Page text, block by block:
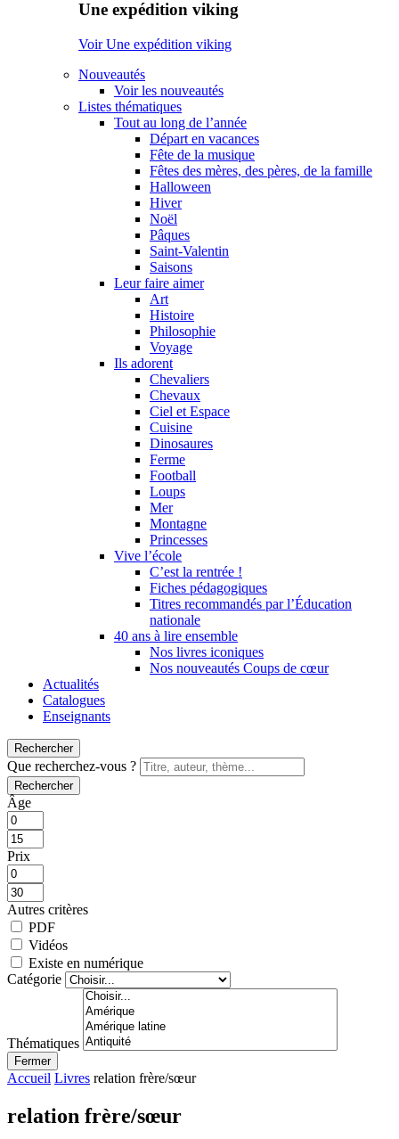
Une expédition viking
Voir Une expédition viking
Nouveautés
Voir les nouveautés
Listes thématiques
Tout au long de l’année
Départ en vacances
Fête de la musique
Fêtes des mères, des pères, de la famille
Halloween
Hiver
Noël
Pâques
Saint-Valentin
Saisons
Leur faire aimer
Art
Histoire
Philosophie
Voyage
Ils adorent
Chevaliers
Chevaux
Ciel et Espace
Cuisine
Dinosaures
Ferme
Football
Loups
Mer
Montagne
Princesses
Vive l’école
C’est la rentrée !
Fiches pédagogiques
Titres recommandés par l’Éducation
nationale
40 ans à lire ensemble
Nos livres iconiques
Nos nouveautés Coups de cœur
Actualités
Catalogues
Enseignants
Rechercher
Que recherchez-vous ?
Rechercher
Âge
Prix
Autres critères
PDF
Vidéos
Existe en numérique
Catégorie
Thématiques
Fermer
Accueil Livres relation frère/sœur
relation frère/sœur